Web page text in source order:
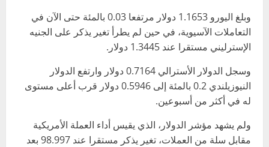
وبلغ اليورو 1.1653 دولار ​مرتفعا 0.03 بالمئة حتى الآن في
التعاملات الآسيوية، في حين لم يطرأ تغير يذكر على الجنيه
الإسترليني مستقرا عند 1.3445 دولار.
وسجل الدولار الأسترالي 0.7164 دولار وارتفع الدولار
النيوزيلندي 0.2 بالمئة ​إلى 0.5946 دولار قرب أعلى مستوى
له في أكثر من أسبوعين.
ولم يشهد ​مؤشر الدولار، الذي يقيس أداء العملة الأمريكية
مقابل سلة من العملات، تغير يذكر مستقرا عند ‌98.997 ⁠بعد